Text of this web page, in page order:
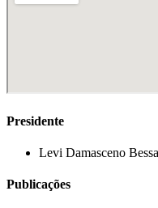
Presidente
Levi Damasceno Bessa
Publicações